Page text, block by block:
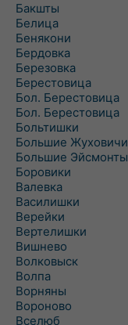
Бакшты
Белица
Бенякони
Бердовка
Березовка
Берестовица
Бол. Берестовица
Бол. Берестовица
Больтишки
Большие Жуховичи
Большие Эйсмонты
Боровики
Валевка
Василишки
Верейки
Вертелишки
Вишнево
Волковыск
Волпа
Ворняны
Вороново
Вселюб